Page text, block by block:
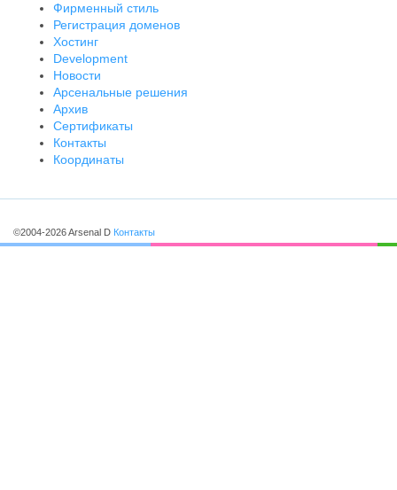
Фирменный стиль
Регистрация доменов
Хостинг
Development
Новости
Арсенальные решения
Архив
Сертификаты
Контакты
Координаты
©2004-2026 Arsenal D Контакты